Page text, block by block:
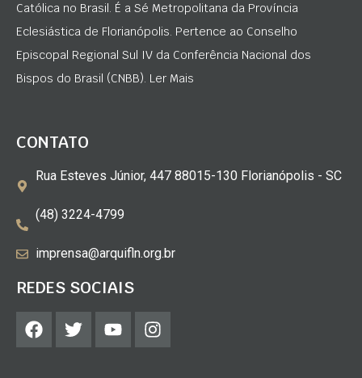
Católica no Brasil. É a Sé Metropolitana da Província
Eclesiástica de Florianópolis. Pertence ao Conselho
Episcopal Regional Sul IV da Conferência Nacional dos
Bispos do Brasil (CNBB). Ler Mais
CONTATO
Rua Esteves Júnior, 447 88015-130 Florianópolis - SC
(48) 3224-4799
imprensa@arquifln.org.br
REDES SOCIAIS